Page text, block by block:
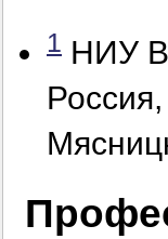
1 НИУ